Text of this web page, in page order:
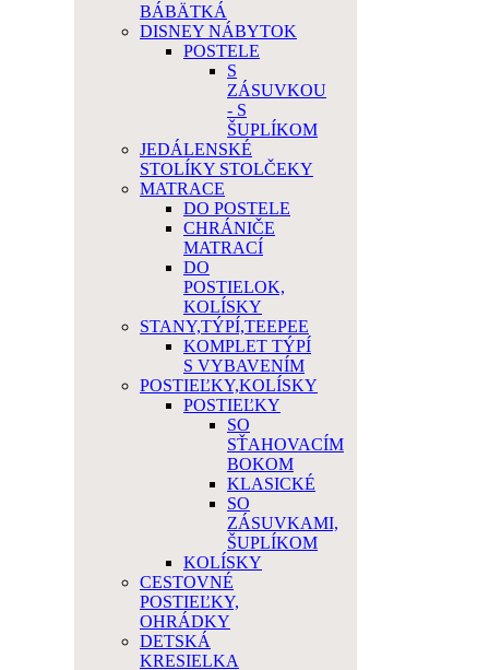
BÁBÄTKÁ
DISNEY NÁBYTOK
POSTELE
S
ZÁSUVKOU
- S
ŠUPLÍKOM
JEDÁLENSKÉ
STOLÍKY STOLČEKY
MATRACE
DO POSTELE
CHRÁNIČE
MATRACÍ
DO
POSTIELOK,
KOLÍSKY
STANY,TÝPÍ,TEEPEE
KOMPLET TÝPÍ
S VYBAVENÍM
POSTIEĽKY,KOLÍSKY
POSTIEĽKY
SO
SŤAHOVACÍM
BOKOM
KLASICKÉ
SO
ZÁSUVKAMI,
ŠUPLÍKOM
KOLÍSKY
CESTOVNÉ
POSTIEĽKY,
OHRÁDKY
DETSKÁ
KRESIELKA